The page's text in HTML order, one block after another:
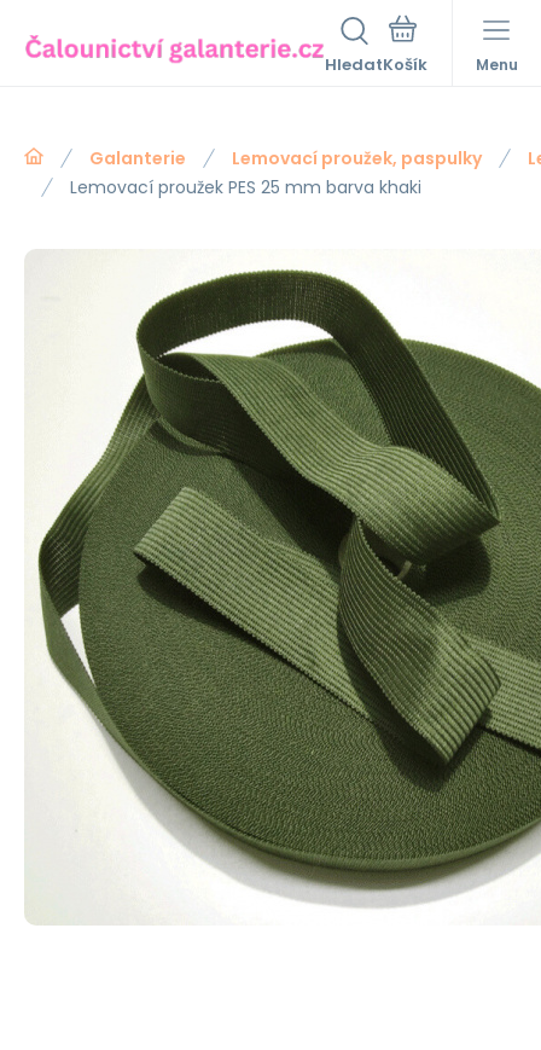
Hledat Menu
Galanterie Lemovací proužek, paspulky
Lemovací proužek PES 25 mm barva khaki